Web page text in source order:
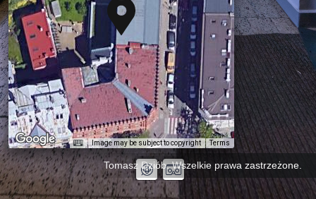
Image may be subject to copyright Terms
Tomasz Dziób. Wszelkie prawa zastrzeżone.